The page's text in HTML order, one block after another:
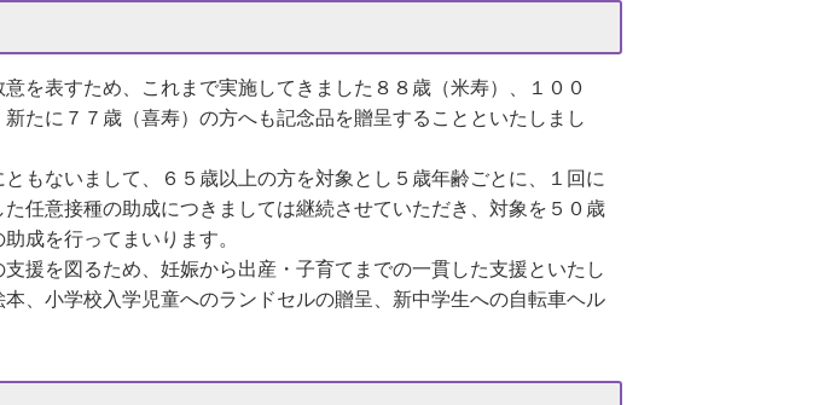
を表すため、これまで実施してきました８８歳（米寿）、１００
たに７７歳（喜寿）の方へも記念品を贈呈することといたしまし
もないまして、６５歳以上の方を対象とし５歳年齢ごとに、１回に
任意接種の助成につきましては継続させていただき、対象を５０歳
成を行ってまいります。
援を図るため、妊娠から出産・子育てまでの一貫した支援といたし
、小学校入学児童へのランドセルの贈呈、新中学生への自転車ヘル